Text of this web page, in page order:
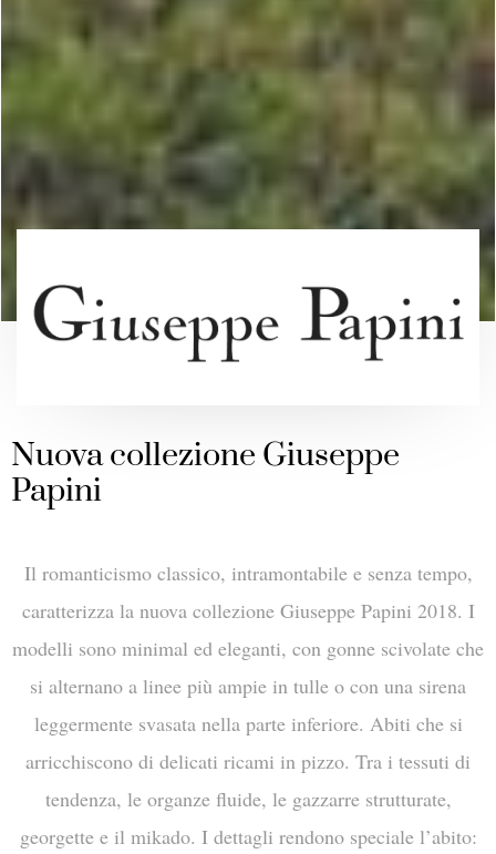
Nuova collezione Giuseppe
Papini
Il romanticismo classico, intramontabile e senza tempo,
caratterizza la nuova collezione Giuseppe Papini 2018. I
modelli sono minimal ed eleganti, con gonne scivolate che
si alternano a linee più ampie in tulle o con una sirena
leggermente svasata nella parte inferiore. Abiti che si
arricchiscono di delicati ricami in pizzo. Tra i tessuti di
tendenza, le organze fluide, le gazzarre strutturate,
georgette e il mikado. I dettagli rendono speciale l’abito: